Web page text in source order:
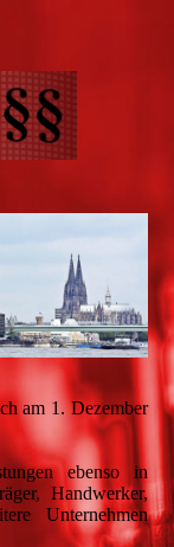
am 1. Dezember
ebenso in
Handwerker,
Unternehmen